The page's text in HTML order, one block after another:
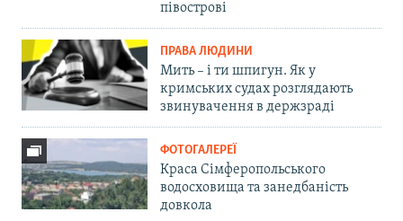
півострові
ПРАВА ЛЮДИНИ
Мить – і ти шпигун. Як у
кримських судах розглядають
звинувачення в держзраді
ФОТОГАЛЕРЕЇ
Краса Сімферопольського
водосховища та занедбаність
довкола